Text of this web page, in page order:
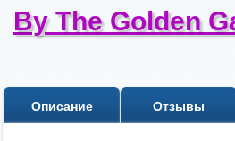
By The Golden
Описание Отзывы